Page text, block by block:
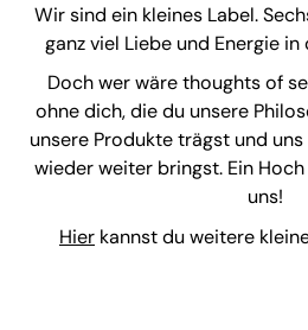
Wir sind ein kleines Label.
ganz viel Liebe und Energie
Doch wer wäre thoughts of
ohne dich, die du unsere
unsere Produkte trägst und
wieder weiter bringst. Ein
uns!
Hier kannst du weitere